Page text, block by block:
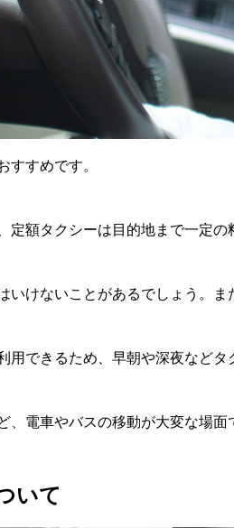
すすめです。
額タクシーは目的地まで一定の
けないことがあるでしょう。
できるため、早朝や深夜など
電車やバスの移動が大変な場面
いて